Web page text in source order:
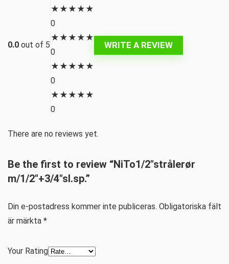
0.0 out of 5
★ ★ ★ ★ ★
0
★ ★ ★ ★ ★
0
★ ★ ★ ★ ★
0
★ ★ ★ ★ ★
0
WRITE A REVIEW
There are no reviews yet.
Be the first to review “NiTo1/2″strålerør
m/1/2″+3/4″sl.sp.”
Din e-postadress kommer inte publiceras. Obligatoriska fält
är märkta *
Your Rating